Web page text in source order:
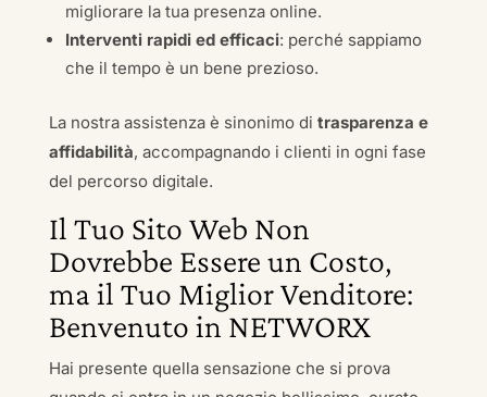
migliorare la tua presenza online.
Interventi rapidi ed efficaci: perché sappiamo
che il tempo è un bene prezioso.
La nostra assistenza è sinonimo di trasparenza e
affidabilità, accompagnando i clienti in ogni fase
del percorso digitale.
Il Tuo Sito Web Non
Dovrebbe Essere un Costo,
ma il Tuo Miglior Venditore:
Benvenuto in NETWORX
Hai presente quella sensazione che si prova